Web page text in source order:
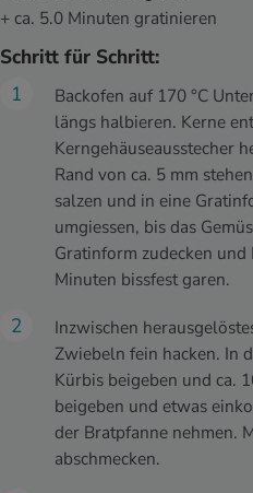
+ ca. 5.0 Minuten gratinieren
Schritt für Schritt:
Backofen auf 170 °C
längs halbieren. Kerne
Kerngehäuseausstecher
Rand von ca. 5 mm
salzen und in eine
umgiessen, bis das
Gratinform zudecken
Minuten bissfest garen.
Inzwischen
Zwiebeln fein hacken. In
Kürbis beigeben und ca.
beigeben und etwas
der Bratpfanne nehmen.
abschmecken.